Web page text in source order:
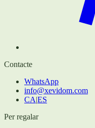
Contacte
WhatsApp
info@xevidom.com
CA|ES
Per regalar